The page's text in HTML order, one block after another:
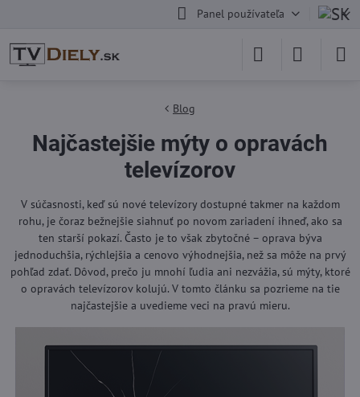
Panel používateľa
Blog
Najčastejšie mýty o opravách
televízorov
V súčasnosti, keď sú nové televízory dostupné takmer na každom
rohu, je čoraz bežnejšie siahnuť po novom zariadení ihneď, ako sa
ten starší pokazí. Často je to však zbytočné – oprava býva
jednoduchšia, rýchlejšia a cenovo výhodnejšia, než sa môže na prvý
pohľad zdať. Dôvod, prečo ju mnohí ľudia ani nezvážia, sú mýty, ktoré
o opravách televízorov kolujú. V tomto článku sa pozrieme na tie
najčastejšie a uvedieme veci na pravú mieru.